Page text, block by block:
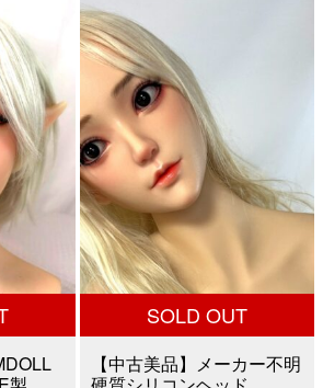
。
は
¥200,000
で
し
た。
で
す。
SOLD OUT
【中古美品】メーカー不明